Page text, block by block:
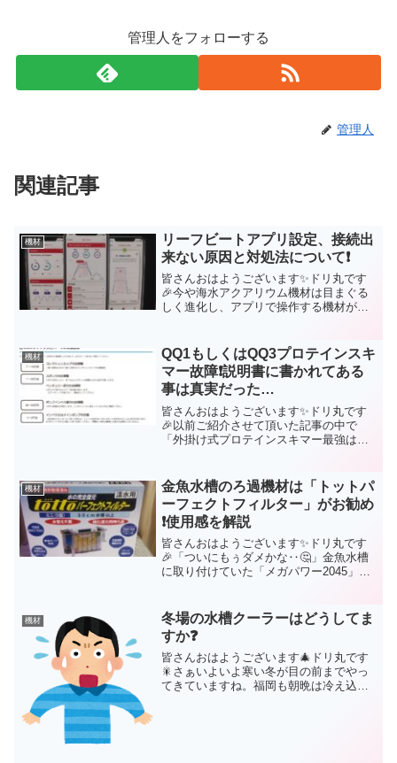
管理人をフォローする
管理人
関連記事
機材
リーフビートアプリ設定、接続出
来ない原因と対処法について❗
皆さんおはようございます✨ドリ丸です
🎉今や海水アクアリウム機材は目まぐる
しく進化し、アプリで操作する機材が
アナログがいい❗」「アプリの設定って何
だか面倒くさそう❗」ドリ丸...
機材
QQ1もしくはQQ3プロテインスキ
マー故障❗説明書に書かれてある
事は真実だった…
皆さんおはようございます✨ドリ丸です
🎉以前ご紹介させて頂いた記事の中で
「外掛け式プロテインスキマー最強は
{b.MoshimoAffiliateObj...
機材
金魚水槽のろ過機材は「トットパ
ーフェクトフィルター」がお勧め
❗使用感を解説
皆さんおはようございます✨ドリ丸です
🎉「ついにもぅダメかな‥🤔」金魚水槽
に取り付けていた「メガパワー2045」の
{b.MoshimoAffiliateObje...
機材
冬場の水槽クーラーはどうしてま
すか❓
皆さんおはようございます🎄ドリ丸です
🎇さぁいよいよ寒い冬が目の前までやっ
てきていますね。福岡も朝晩は冷え込ん